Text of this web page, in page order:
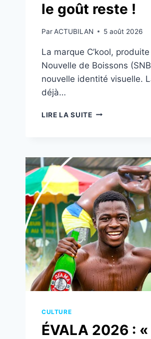
le goût reste !
ParACTUBILAN 5 août 2026
La marque C’kool,
Nouvelle de Boissons
nouvelle identité visuelle.
déjà…
LIRE LA SUITEC’KOOL
LE
GOÛT
RESTE
!
CULTURE
ÉVALA 2026 :